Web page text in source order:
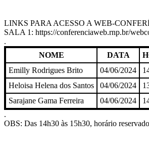
LINKS PARA ACESSO A WEB-
SALA 1: https://conferenciaweb.rnp.br/
.
NOME
DATA
Emilly Rodrigues Brito
04/06/2024
Heloisa Helena dos Santos
04/06/2024
Sarajane Gama Ferreira
04/06/2024
.
OBS: Das 14h30 às 15h30, horário